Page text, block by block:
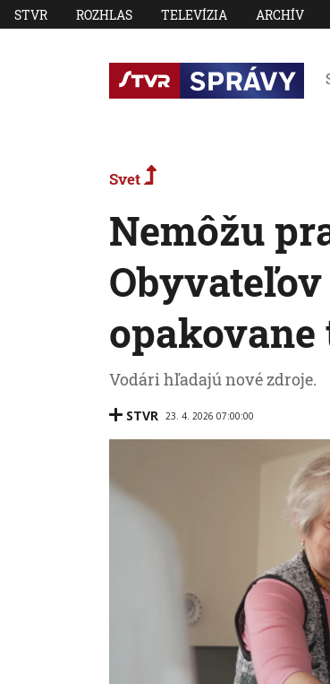
STVR ROZHLAS TELEVÍZIA ARCHÍV
Svet
Nemôžu
Vodári hľadajú nové zdroje.
STVR 23. 4. 2026 07:00:00